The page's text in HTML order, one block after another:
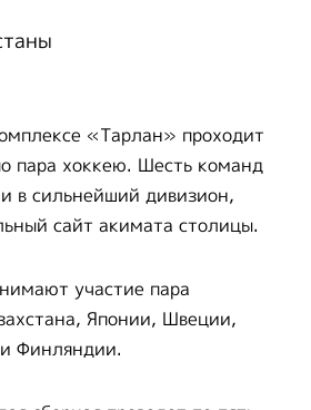
«Тарлан» проходит
пара хоккею. Шесть команд
в сильнейший дивизион,
сайт акимата столицы.
участие пара
Японии, Швеции,
Финляндии.